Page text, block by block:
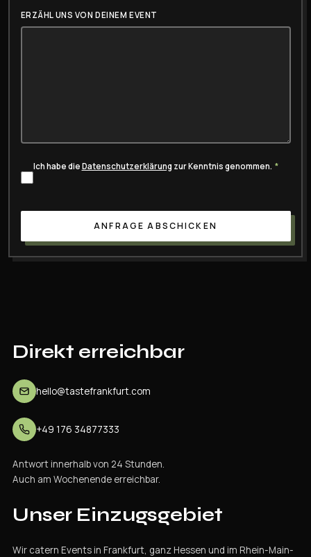
ERZÄHL UNS VON DEINEM EVENT
Ich habe die Datenschutzerklärung zur Kenntnis genommen. *
ANFRAGE ABSCHICKEN
Direkt erreichbar
hello@tastefrankfurt.com
+49 176 34877333
Antwort innerhalb von 24 Stunden.
Auch am Wochenende erreichbar.
Unser Einzugsgebiet
Wir catern Events in Frankfurt, ganz Hessen und im Rhein-Main-